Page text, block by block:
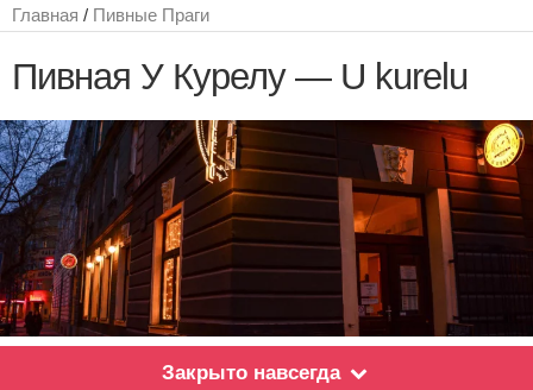
Главная / Пивные Праги
Пивная У Курелу — U kurelu
Закрыто навсегда